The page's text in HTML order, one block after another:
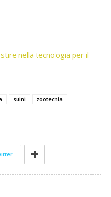
nella tecnologia per il
suini zootecnia